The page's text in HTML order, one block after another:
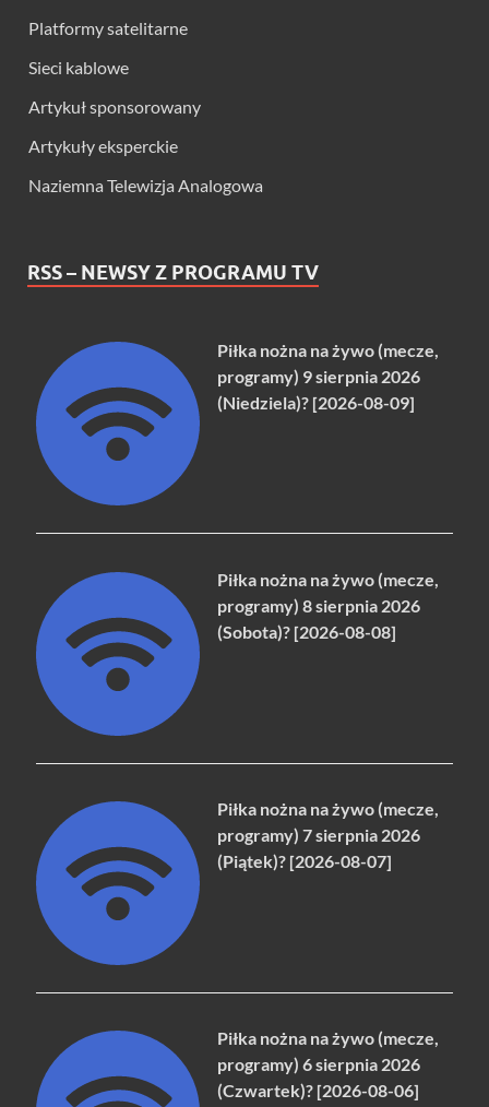
Platformy satelitarne
Sieci kablowe
Artykuł sponsorowany
Artykuły eksperckie
Naziemna Telewizja Analogowa
RSS – NEWSY Z PROGRAMU TV
Piłka nożna na żywo (mecze,
programy) 9 sierpnia 2026
(Niedziela)? [2026-08-09]
Piłka nożna na żywo (mecze,
programy) 8 sierpnia 2026
(Sobota)? [2026-08-08]
Piłka nożna na żywo (mecze,
programy) 7 sierpnia 2026
(Piątek)? [2026-08-07]
Piłka nożna na żywo (mecze,
programy) 6 sierpnia 2026
(Czwartek)? [2026-08-06]